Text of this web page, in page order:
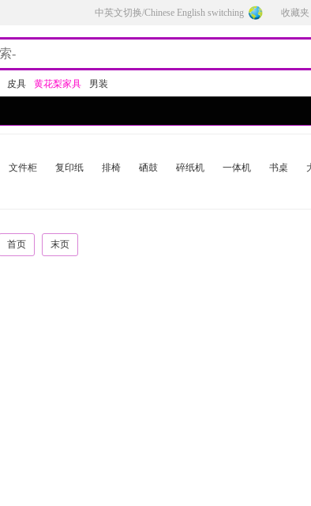
中英文切换/Chinese English switching 收藏夹
皮具 黄花梨家具 男装
文件柜 复印纸 排椅 硒鼓 碎纸机 一体机 书桌
首页 末页